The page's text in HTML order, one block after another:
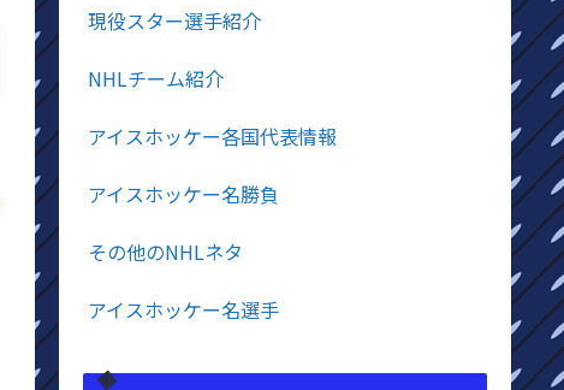
現役スター選手紹介
NHLチーム紹介
アイスホッケー各国代表情報
アイスホッケー名勝負
その他のNHLネタ
アイスホッケー名選手